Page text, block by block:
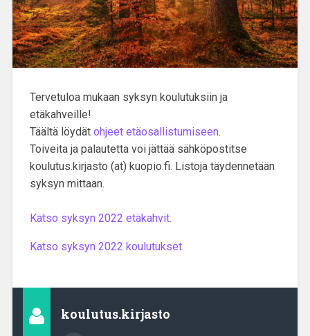
Tervetuloa mukaan syksyn koulutuksiin ja
etäkahveille!
Täältä löydät ohjeet etäosallistumiseen.
Toiveita ja palautetta voi jättää sähköpostitse
koulutus.kirjasto (at) kuopio.fi. Listoja täydennetään
syksyn mittaan.
Katso syksyn 2022 etäkahvit.
Katso syksyn 2022 koulutukset.
koulutus.kirjasto